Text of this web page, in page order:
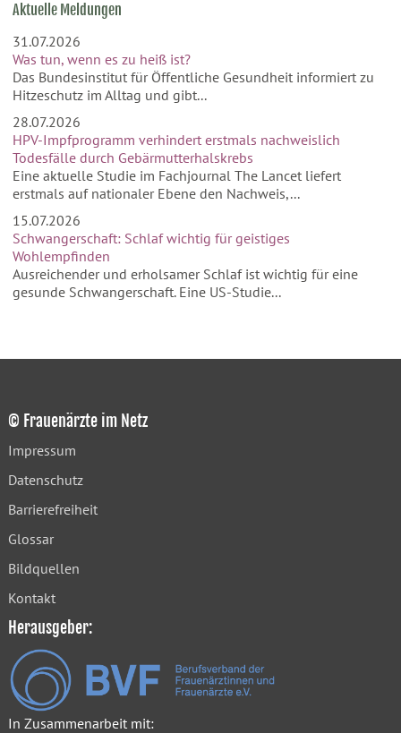
Aktuelle Meldungen
31.07.2026
Was tun, wenn es zu heiß ist?
Das Bundesinstitut für Öffentliche Gesundheit informiert zu
Hitzeschutz im Alltag und gibt...
28.07.2026
HPV-Impfprogramm verhindert erstmals nachweislich
Todesfälle durch Gebärmutterhalskrebs
Eine aktuelle Studie im Fachjournal The Lancet liefert
erstmals auf nationaler Ebene den Nachweis,...
15.07.2026
Schwangerschaft: Schlaf wichtig für geistiges
Wohlempfinden
Ausreichender und erholsamer Schlaf ist wichtig für eine
gesunde Schwangerschaft. Eine US-Studie...
© Frauenärzte im Netz
Impressum
Datenschutz
Barrierefreiheit
Glossar
Bildquellen
Kontakt
Herausgeber:
In Zusammenarbeit mit: